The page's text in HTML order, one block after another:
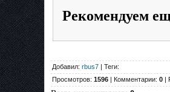
Рекомендуем
Добавил: rbus7 | Теги:
Просмотров: 1596 | Комментарии: 0 |